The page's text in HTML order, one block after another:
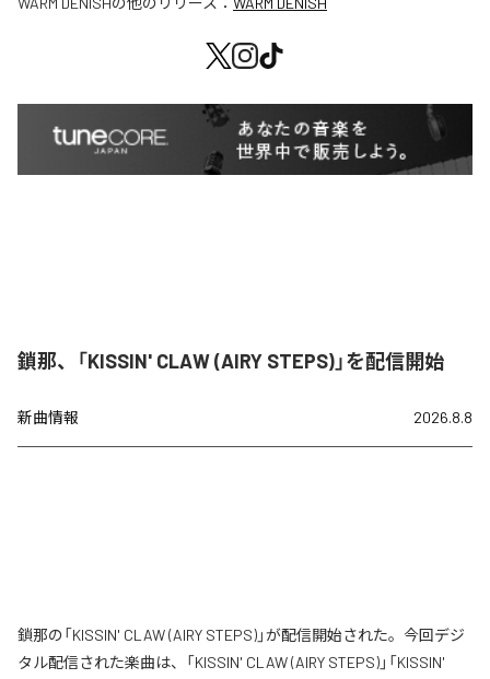
鎖那、「KISSIN' CLAW (AIRY STEPS)」を配信開始
新曲情報 2026.8.8
鎖那の「KISSIN' CLAW (AIRY STEPS)」が配信開始された。今回デジ
タル配信された楽曲は、「KISSIN' CLAW (AIRY STEPS)」「KISSIN'